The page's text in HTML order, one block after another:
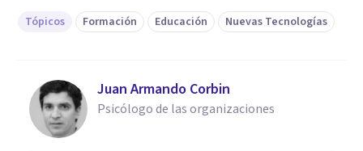
Tópicos Formación Educación Nuevas Tecnologías
Juan Armando Corbin
Psicólogo de las organizaciones